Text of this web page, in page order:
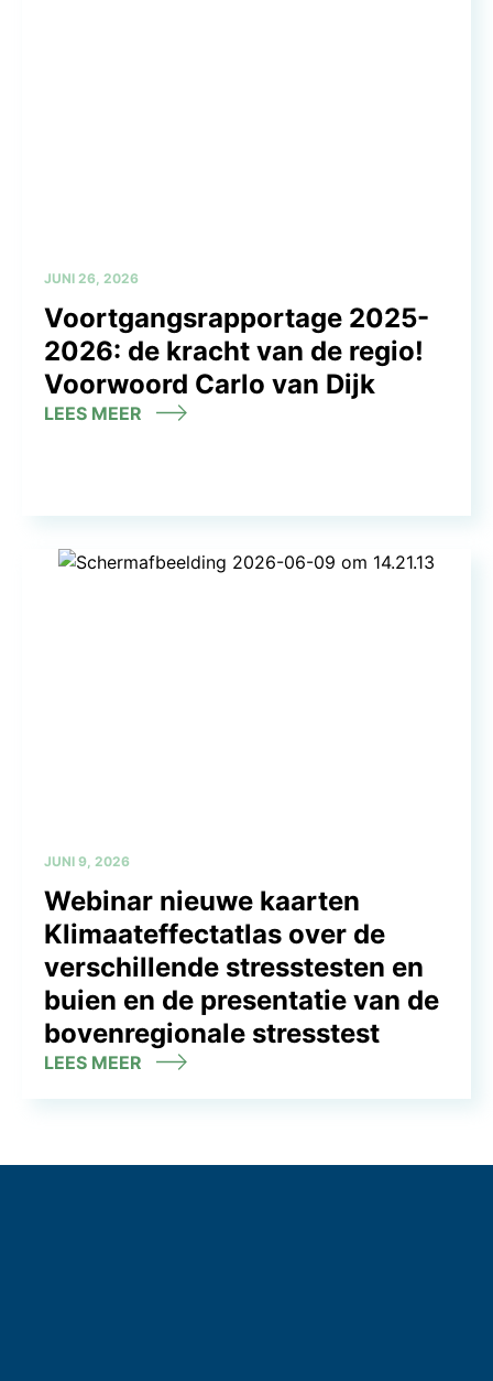
JUNI 26, 2026
Voortgangsrapportage 2025-
2026: de kracht van de regio!
Voorwoord Carlo van Dijk
LEES MEER
JUNI 9, 2026
Webinar nieuwe kaarten
Klimaateffectatlas over de
verschillende stresstesten en
buien en de presentatie van de
bovenregionale stresstest
LEES MEER